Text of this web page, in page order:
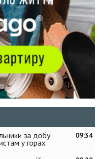
09:34
за добу
у горах